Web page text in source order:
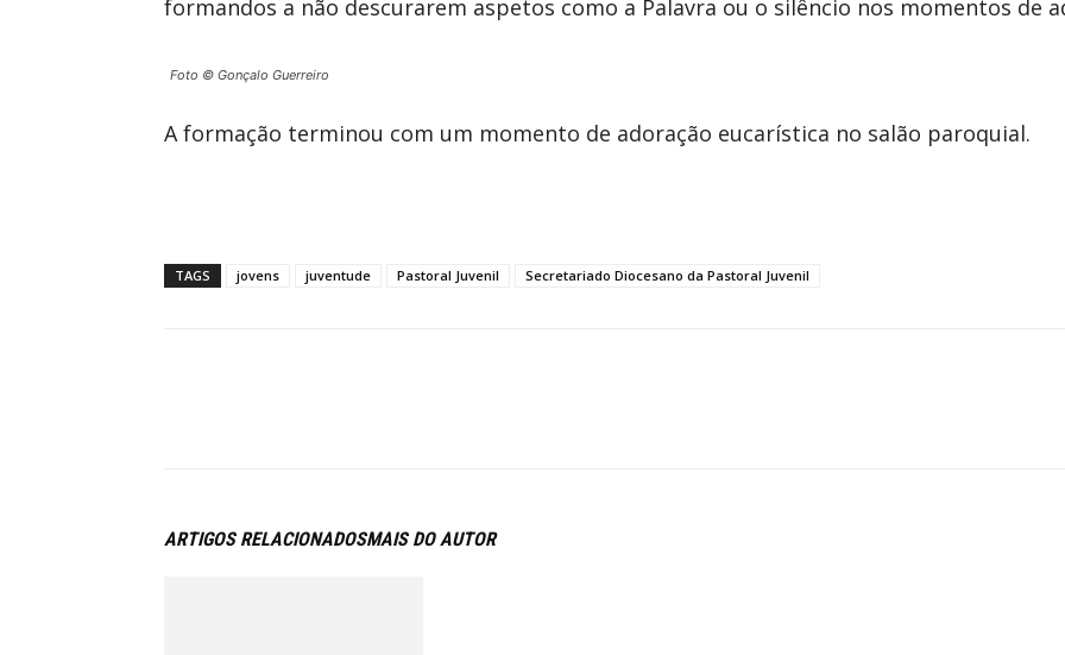
formandos a não descurarem aspetos como a Palavra ou o silêncio nos momentos de
Foto © Gonçalo Guerreiro
A formação terminou com um momento de adoração eucarística no salão paroquial.
TAGS jovens juventude Pastoral Juvenil Secretariado Diocesano da Pastoral Juvenil
ARTIGOS RELACIONADOSMAIS DO AUTOR